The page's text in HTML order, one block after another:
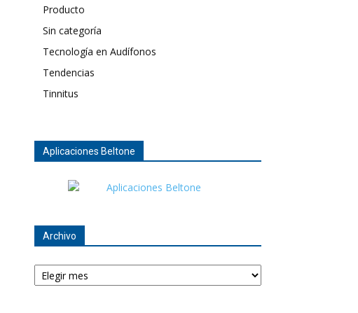
Producto
Sin categoría
Tecnología en Audífonos
Tendencias
Tinnitus
Aplicaciones Beltone
Archivo
Archivo